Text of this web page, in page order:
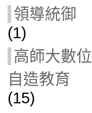
領導統御
(1)
高師大數位
自造教育
(15)